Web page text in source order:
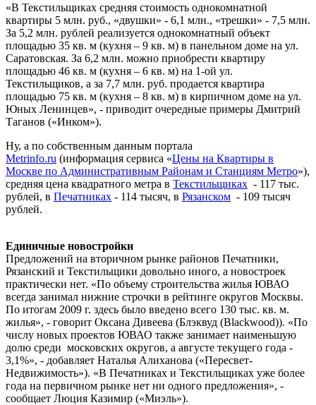
«В Текстильщиках средняя стоимость однокомнатной
квартиры 5 млн. руб., «двушки» - 6,1 млн., «трешки» - 7,5 млн.
За 5,2 млн. рублей реализуется однокомнатный объект
площадью 35 кв. м (кухня – 9 кв. м) в панельном доме на ул.
Саратовская. За 6,2 млн. можно приобрести квартиру
площадью 46 кв. м (кухня – 6 кв. м) на 1-ой ул.
Текстильщиков, а за 7,7 млн. руб. продается квартира
площадью 75 кв. м (кухня – 8 кв. м) в кирпичном доме на ул.
Юных Ленинцев», - приводит очередные примеры Дмитрий
Таганов («Инком»).
Ну, а по собственным данным портала
Metrinfo.ru (информация сервиса «Цены на Квартиры в
Москве по Административным Районам и Станциям Метро»),
средняя цена квадратного метра в Текстильщиках - 117 тыс.
рублей, в Печатниках - 114 тысяч, в Рязанском - 109 тысяч
рублей.
Единичные новостройки
Предложений на вторичном рынке районов Печатники,
Рязанский и Текстильщики довольно иного, а новостроек
практически нет. «По объему строительства жилья ЮВАО
всегда занимал нижние строчки в рейтинге округов Москвы.
По итогам 2009 г. здесь было введено всего 130 тыс. кв. м.
жилья», - говорит Оксана Дивеева (Блэквуд (Blackwood)). «По
числу новых проектов ЮВАО также занимает наименьшую
долю среди московских округов, а августе текущего года -
3,1%», - добавляет Наталья Алиханова («Пересвет-
Недвижимость»). «В Печатниках и Текстильщиках уже более
года на первичном рынке нет ни одного предложения», -
сообщает Люция Казимир («Миэль»).